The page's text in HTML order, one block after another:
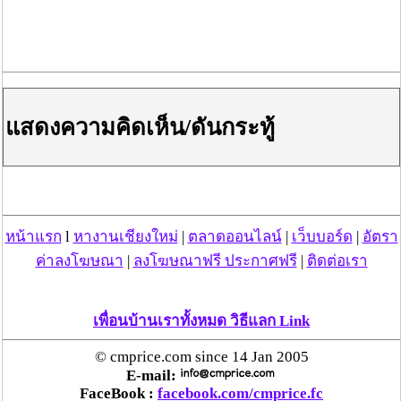
บุคคลต่างด้าว ไม่มีใบอนุญาตทำงาน จึงได้ทำการจับกุมตัว
ฐานความผิด เป็นบุคคลต่างด้าวประกอบอาชีพ
ทำงาน(กรรมกรก่อสร้าง)โดยไม่ได้รับอนุญาต นำตัวส่ง
พนักงานสอบสวนสถานีตำรวจภูธรเหมืองจี้ดำเนินการตาม
แสดงความคิดเห็น/ดันกระทู้
หน้าแรก l หางานเชียงใหม่ | ตลาดออนไลน์| เว็บบอร์ด | อัตรา
ค่าลงโฆษณา | ลงโฆษณาฟรี ประกาศฟรี| ติดต่อเรา
เพื่อนบ้านเราทั้งหมด วิธีแลก Link
© cmprice.com since 14 Jan 2005
E-mail:
FaceBook : facebook.com/cmprice.fc